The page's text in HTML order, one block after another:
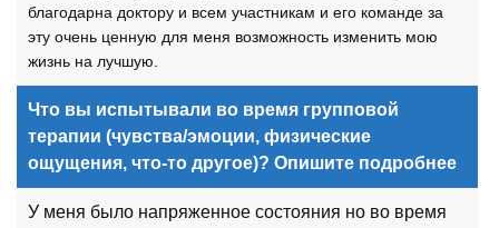
благодарна доктору и всем участникам и его команде за
эту очень ценную для меня возможность изменить мою
жизнь на лучшую.
Что вы испытывали во время групповой
терапии (чувства/эмоции, физические
ощущения, что-то другое)? Опишите подробнее
У меня было напряженное состояния но во время